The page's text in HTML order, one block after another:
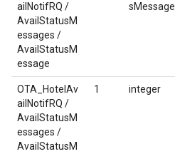
ailNotifRQ /
AvailStatusM
essages /
AvailStatusM
essage
sMessage
OTA_HotelAv
ailNotifRQ /
AvailStatusM
essages /
AvailStatusM
1 integer